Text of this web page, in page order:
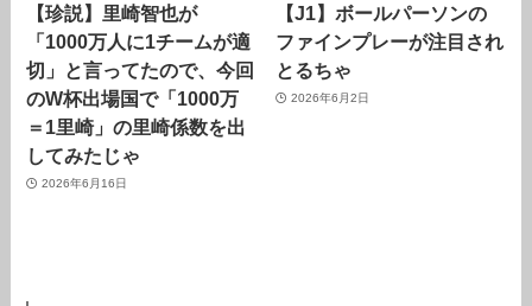
【珍説】里崎智也が
「1000万人に1チームが適
切」と言ってたので、今回
のW杯出場国で「1000万
＝1里崎」の里崎係数を出
してみたじゃ
2026年6月16日
【J1】ボールパーソンの
ファインプレーが注目され
とるちゃ
2026年6月2日